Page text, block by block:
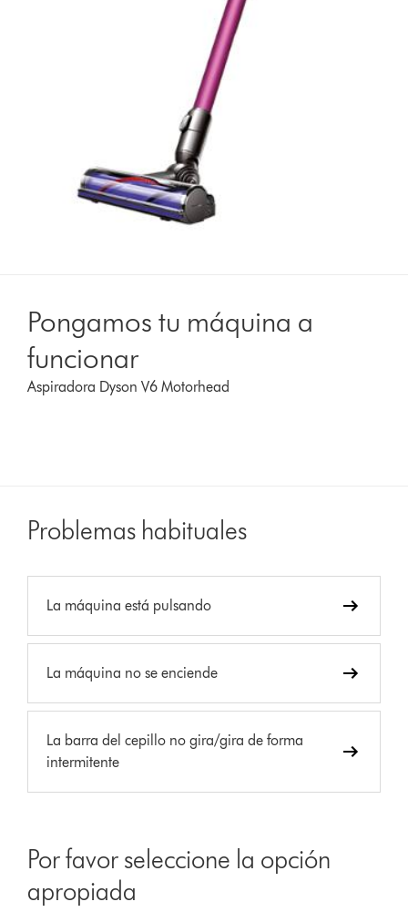
Pongamos tu máquina a
funcionar
Aspiradora Dyson V6 Motorhead
Problemas habituales
La máquina está pulsando
La máquina no se enciende
La barra del cepillo no gira/gira de forma
intermitente
Por favor seleccione la opción
apropiada